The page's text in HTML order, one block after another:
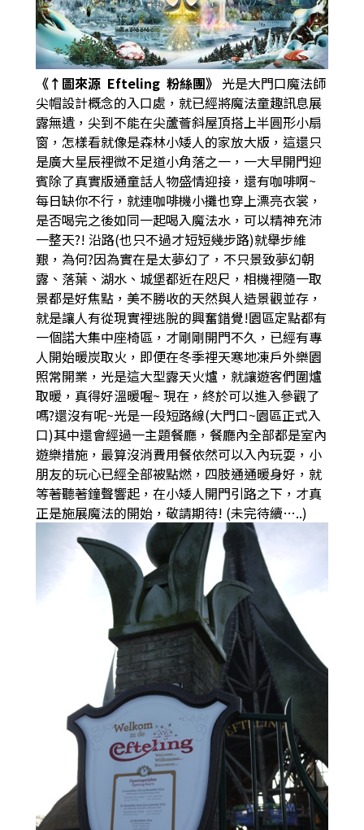
《↑圖來源 Efteling 粉絲團》 光是大門口魔法師
尖帽設計概念的入口處，就已經將魔法童趣訊息展
露無遺，尖到不能在尖蘆薈斜屋頂搭上半圓形小扇
窗，怎樣看就像是森林小矮人的家放大版，這還只
是廣大星辰裡微不足道小角落之一，一大早開門迎
賓除了真實版通童話人物盛情迎接，還有咖啡啊~
每日缺你不行，就連咖啡機小攤也穿上漂亮衣裳，
是否喝完之後如同一起喝入魔法水，可以精神充沛
一整天?! 沿路(也只不過才短短幾步路)就舉步維
艱，為何?因為實在是太夢幻了，不只景致夢幻朝
露、落葉、湖水、城堡都近在咫尺，相機裡隨一取
景都是好焦點，美不勝收的天然與人造景觀並存，
就是讓人有從現實裡逃脫的興奮錯覺!園區定點都有
一個諾大集中座椅區，才剛剛開門不久，已經有專
人開始暖炭取火，即便在冬季裡天寒地凍戶外樂園
照常開業，光是這大型露天火爐，就讓遊客們圍爐
取暖，真得好溫暖喔~ 現在，終於可以進入參觀了
嗎?還沒有呢~光是一段短路線(大門口~園區正式入
口)其中還會經過一主題餐廳，餐廳內全部都是室內
遊樂措施，最算沒消費用餐依然可以入內玩耍，小
朋友的玩心已經全部被點燃，四肢通通暖身好，就
等著聽著鐘聲響起，在小矮人開門引路之下，才真
正是施展魔法的開始，敬請期待! (未完待續…..)